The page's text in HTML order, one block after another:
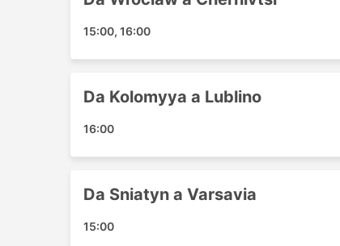
Czestochowa
Cherson
Przemysl
Tarnow
Kryvyi Rih Stazione Degli autobus
15:00, 16:00
Da Kolomyya a Lublino
16:00
Da Sniatyn a Varsavia
15:00